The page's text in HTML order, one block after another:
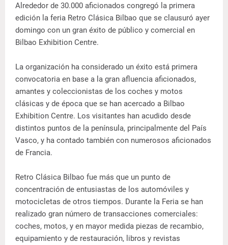
Alrededor de 30.000 aficionados congregó la primera
edición la feria Retro Clásica Bilbao que se clausuró ayer
domingo con un gran éxito de público y comercial en
Bilbao Exhibition Centre.
La organización ha considerado un éxito está primera
convocatoria en base a la gran afluencia aficionados,
amantes y coleccionistas de los coches y motos
clásicas y de época que se han acercado a Bilbao
Exhibition Centre. Los visitantes han acudido desde
distintos puntos de la península, principalmente del País
Vasco, y ha contado también con numerosos aficionados
de Francia.
Retro Clásica Bilbao fue más que un punto de
concentración de entusiastas de los automóviles y
motocicletas de otros tiempos. Durante la Feria se han
realizado gran número de transacciones comerciales:
coches, motos, y en mayor medida piezas de recambio,
equipamiento y de restauración, libros y revistas